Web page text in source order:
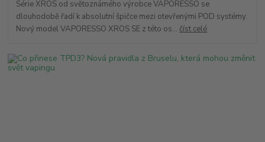
Série XROS od světoznámého výrobce VAPORESSO se
dlouhodobě řadí k absolutní špičce mezi otevřenými POD systémy.
Nový model VAPORESSO XROS SE z této os... číst celé